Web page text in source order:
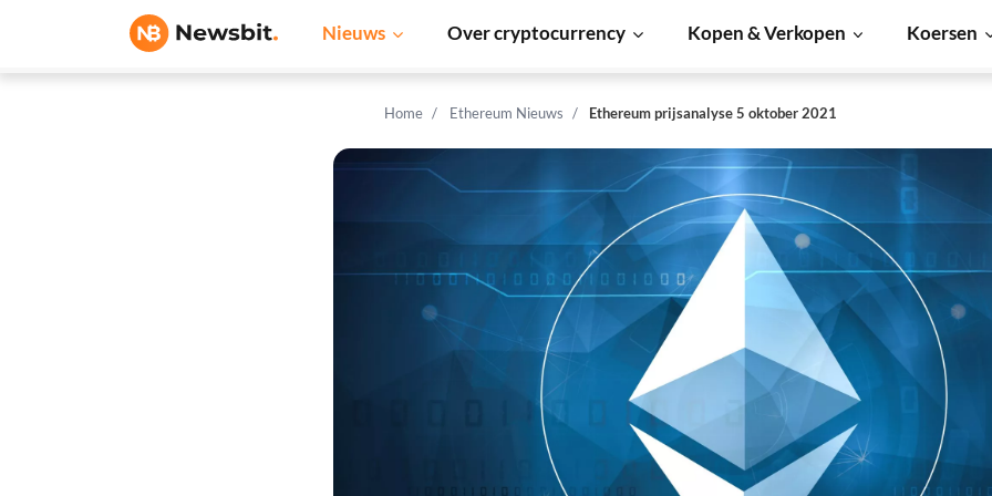
Nieuws Over cryptocurrency Kopen & Verkopen Koersen
Home Ethereum Nieuws Ethereum prijsanalyse 5 oktober 2021